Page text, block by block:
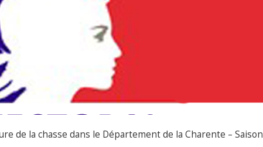
de la chasse dans le Département de la Charente – Saison